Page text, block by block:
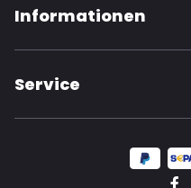
Informationen
Service